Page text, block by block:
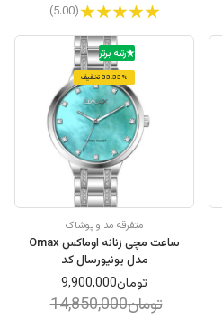
(5.00)
رتبه برتر
33.33% تخفیف
متفرقه مد و پوشاک
ساعت مچی زنانه اوماکس Omax
مدل یونیورسال کد
OYY008I00Xتومان9,900,000
تومان14,850,000